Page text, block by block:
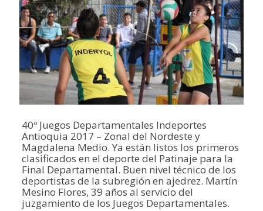
40º Juegos Departamentales Indeportes
Antioquia 2017 – Zonal del Nordeste y
Magdalena Medio. Ya están listos los primeros
clasificados en el deporte del Patinaje para la
Final Departamental. Buen nivel técnico de los
deportistas de la subregión en ajedrez. Martín
Mesino Flores, 39 años al servicio del
juzgamiento de los Juegos Departamentales.